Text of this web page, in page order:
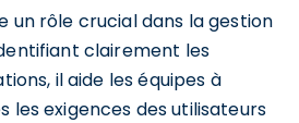
un rôle crucial dans la gestion
clairement les
il aide les équipes à
les exigences des utilisateurs